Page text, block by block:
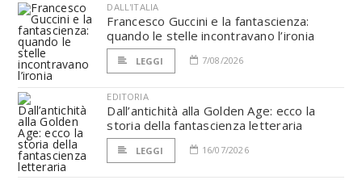
DALL'ITALIA
Francesco Guccini e la fantascienza:
quando le stelle incontravano l’ironia
LEGGI 7/08/2026
EDITORIA
Dall’antichità alla Golden Age: ecco la
storia della fantascienza letteraria
LEGGI 16/07/2026